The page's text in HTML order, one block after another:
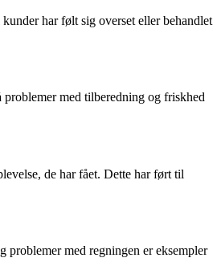
har følt sig overset eller behandlet
med tilberedning og friskhed
de har fået. Dette har ført til
problemer med regningen er eksempler